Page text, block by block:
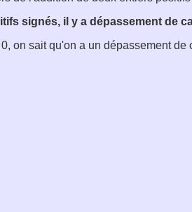
signés, il y a dépassement de
on sait qu'on a un dépassement de